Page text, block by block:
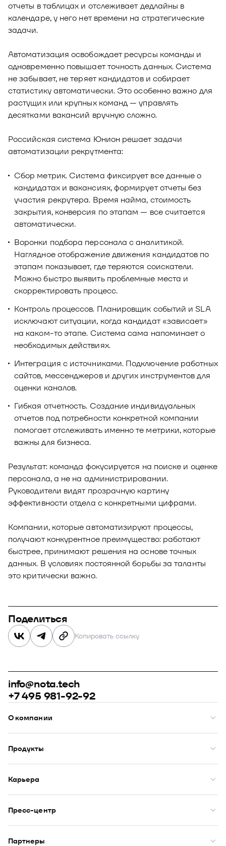
отчеты в таблицах и отслеживает дедлайны в
календаре, у него нет времени на стратегические
задачи.
Автоматизация освобождает ресурсы команды и
одновременно повышает точность данных. Система
не забывает, не теряет кандидатов и собирает
статистику автоматически. Это особенно важно для
растущих или крупных команд — управлять
десятками вакансий вручную сложно.
Российская система Юнион решает задачи
автоматизации рекрутмента:
Сбор метрик. Система фиксирует все данные о
кандидатах и вакансиях, формирует отчеты без
участия рекрутера. Время найма, стоимость
закрытия, конверсия по этапам — все считается
автоматически.
Воронки подбора персонала с аналитикой.
Наглядное отображение движения кандидатов по
этапам показывает, где теряются соискатели.
Можно быстро выявить проблемные места и
скорректировать процесс.
Контроль процессов. Планировщик событий и SLA
исключают ситуации, когда кандидат «зависает»
на каком-то этапе. Система сама напоминает о
необходимых действиях.
Интеграция с источниками. Подключение работных
сайтов, мессенджеров и других инструментов для
оценки каналов.
Гибкая отчетность. Создание индивидуальных
отчетов под потребности конкретной компании
помогает отслеживать именно те метрики, которые
важны для бизнеса.
Результат: команда фокусируется на поиске и оценке
персонала, а не на администрировании.
Руководители видят прозрачную картину
эффективности отдела с конкретными цифрами.
Компании, которые автоматизируют процессы,
получают конкурентное преимущество: работают
быстрее, принимают решения на основе точных
данных. В условиях постоянной борьбы за таланты
это критически важно.
Поделиться
Копировать ссылку
info@nota.tech
+7 495 981-92-92
О компании
О нас
Премии
Рейтинги
Кейсы
Закупки
ИТ-аккредитация
Продукты
Модус
Купол
Сфера
Визор
Юнион
Оазис
Карьера
Вакансии
Бенефиты
Начало карьеры
Пресс-центр
Новости
Публикации
Партнеры